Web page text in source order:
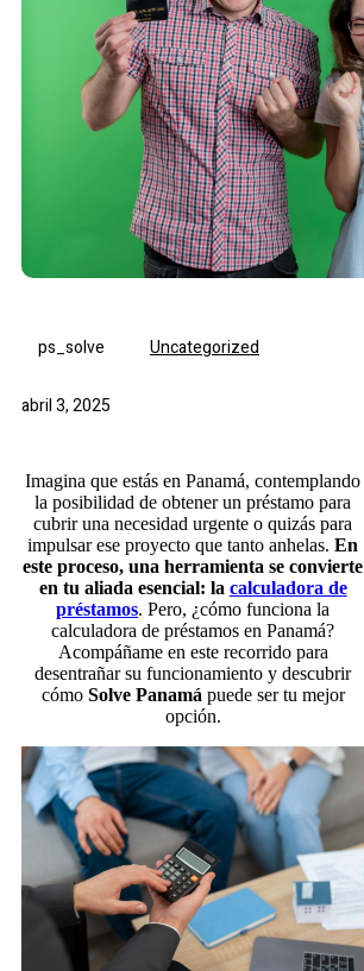
ps_solve Uncategorized
abril 3, 2025
Imagina que estás en Panamá, contemplando
la posibilidad de obtener un préstamo para
cubrir una necesidad urgente o quizás para
impulsar ese proyecto que tanto anhelas.En
este proceso, una herramienta se convierte
en tu aliada esencial: la calculadora de
préstamos. Pero, ¿cómo funciona la
calculadora de préstamos en Panamá?
Acompáñame en este recorrido para
desentrañar su funcionamiento y descubrir
cómo Solve Panamá puede ser tu mejor
opción.